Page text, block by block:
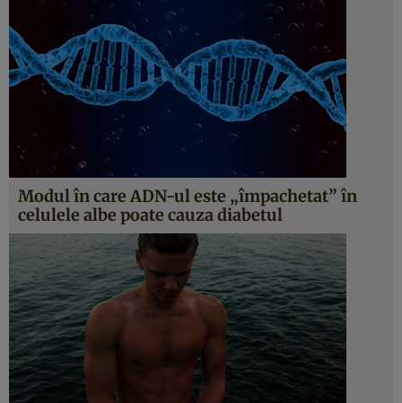
Modul în care ADN-ul este „împachetat” în
celulele albe poate cauza diabetul